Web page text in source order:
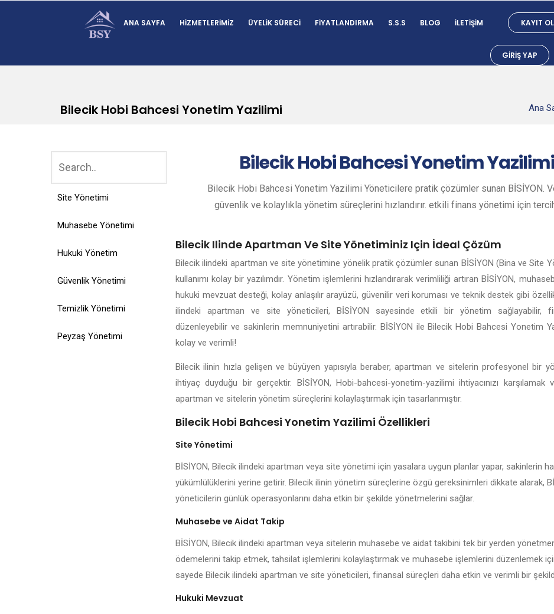
ANA SAYFA HIZMETLERIMIZ ÜYELIK SÜRECI FIYATLANDIRMA S.S.S BLOG İLETIŞIM KAYIT OL
GIRIŞ YAP
Bilecik Hobi Bahcesi Yonetim Yazilimi Ana
Site Yönetimi
Muhasebe Yönetimi
Hukuki Yönetim
Güvenlik Yönetimi
Temizlik Yönetimi
Peyzaş Yönetimi
BilecikHobi Bahcesi Yonetim Yazilimi
Bilecik Hobi Bahcesi Yonetim Yazilimi Yöneticilere pratik çözümler sunan BİSİYON.
güvenlik ve kolaylıkla yönetim süreçlerini hızlandırır. etkili finans yönetimi için
Bilecik Ilinde Apartman Ve Site Yönetiminiz Için İdeal Çözüm
Bilecik ilindeki apartman ve site yönetimine yönelik pratik çözümler sunan BİSİYON (Bina ve Site
kullanımı kolay bir yazılımdır. Yönetim işlemlerini hızlandırarak verimliliği artıran BİSİYON,
hukuki mevzuat desteği, kolay anlaşılır arayüzü, güvenilir veri koruması ve teknik destek gibi
ilindeki apartman ve site yöneticileri, BİSİYON sayesinde etkili bir yönetim sağlayabilir,
düzenleyebilir ve sakinlerin memnuniyetini artırabilir. BİSİYON ile Bilecik Hobi Bahcesi Yonetim
kolay ve verimli!
Bilecik ilinin hızla gelişen ve büyüyen yapısıyla beraber, apartman ve sitelerin profesyonel bir
ihtiyaç duyduğu bir gerçektir. BİSİYON, Hobi-bahcesi-yonetim-yazilimi ihtiyacınızı karşılamak
apartman ve sitelerin yönetim süreçlerini kolaylaştırmak için tasarlanmıştır.
Bilecik Hobi Bahcesi Yonetim Yazilimi Özellikleri
Site Yönetimi
BİSİYON, Bilecik ilindeki apartman veya site yönetimi için yasalara uygun planlar yapar, sakinlerin
yükümlülüklerini yerine getirir. Bilecik ilinin yönetim süreçlerine özgü gereksinimleri dikkate alarak,
yöneticilerin günlük operasyonlarını daha etkin bir şekilde yönetmelerini sağlar.
Muhasebe ve Aidat Takip
BİSİYON, Bilecik ilindeki apartman veya sitelerin muhasebe ve aidat takibini tek bir yerden
ödemelerini takip etmek, tahsilat işlemlerini kolaylaştırmak ve muhasebe işlemlerini düzenlemek
sayede Bilecik ilindeki apartman ve site yöneticileri, finansal süreçleri daha etkin ve verimli bir
Hukuki Mevzuat